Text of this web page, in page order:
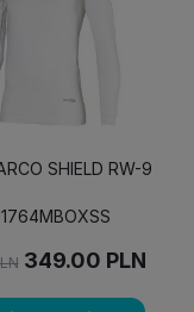
SHIELD RW-9
349.00 PLN